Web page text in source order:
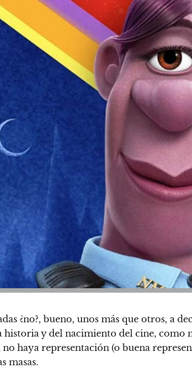
¿no?, bueno, unos más que otros, a
historia y del nacimiento del cine, como
haya representación (o buena
masas.